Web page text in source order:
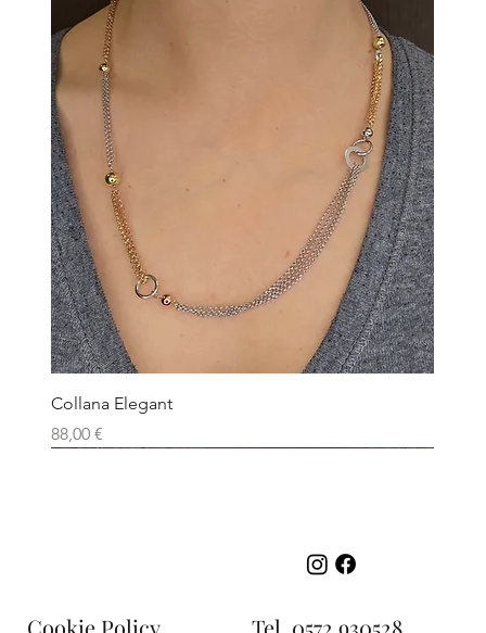
Collana Elegant
Prezzo
88,00 €
Tel. 0572 930528
Cookie Policy